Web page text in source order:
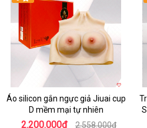
Áo silicon gắn ngực giả Jiuai cup
D mềm mại tự nhiên
2.200.000₫ 2.558.000₫